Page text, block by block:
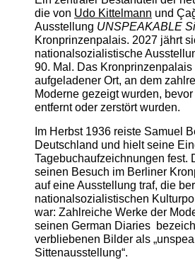
die von Udo Kittelmann und
Ausstellung UNSPEAKABLE
Kronprinzenpalais. 2027 jährt
nationalsozialistische
90. Mal. Das
aufgeladener Ort, an dem
Moderne gezeigt wurden,
entfernt oder zerstört wurden.
Im Herbst 1936 reiste Samuel
Deutschland und hielt seine
Tagebuchaufzeichnungen fest.
seinen Besuch im Berliner
auf eine Ausstellung traf, die
nationalsozialistischen
war: Zahlreiche Werke der
seinen German Diaries
verbliebenen Bilder als
Sittenausstellung“.